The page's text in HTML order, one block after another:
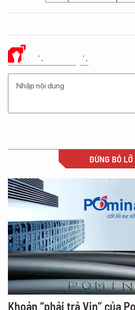
Ý KIẾN CỦA BẠN
ĐỪNG BỎ LỠ
Khoản “phải trả Vin” của